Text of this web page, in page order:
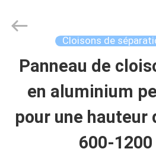
MAISON
PRODUITS
Building
Cloisons de
Panneau de
en aluminium
pour une hauteur
600-